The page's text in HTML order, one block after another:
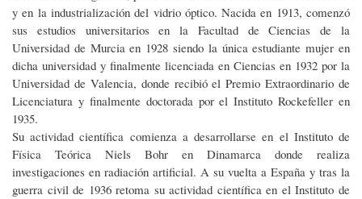
y en la industrialización del vidrio óptico. Nacida en 1913, comenzó
sus estudios universitarios en la Facultad de Ciencias de la
Universidad de Murcia en 1928 siendo la única estudiante mujer en
dicha universidad y finalmente licenciada en Ciencias en 1932 por la
Universidad de Valencia, donde recibió el Premio Extraordinario de
Licenciatura y finalmente doctorada por el Instituto Rockefeller en
1935.
Su actividad científica comienza a desarrollarse en el Instituto de
Física Teórica Niels Bohr en Dinamarca donde realiza
investigaciones en radiación artificial. A su vuelta a España y tras la
guerra civil de 1936 retoma su actividad científica en el Instituto de